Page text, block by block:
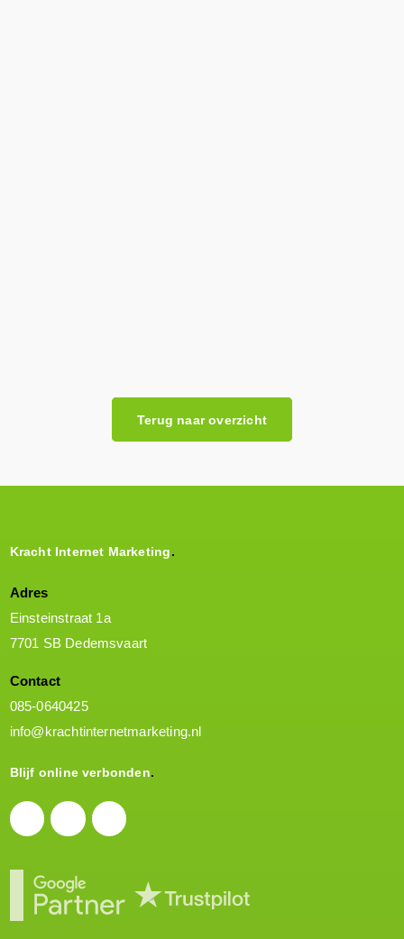
Terug naar overzicht
Kracht Internet Marketing
Adres
Einsteinstraat 1a
7701 SB Dedemsvaart
Contact
085-0640425
info@krachtinternetmarketing.nl
Blijf online verbonden